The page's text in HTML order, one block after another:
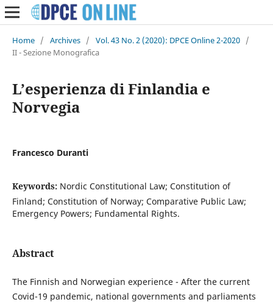
Home / Archives / Vol. 43 No. 2 (2020): DPCE Online 2-2020 /
II - Sezione Monografica
L’esperienza di Finlandia e
Norvegia
Francesco Duranti
Keywords: Nordic Constitutional Law; Constitution of
Finland; Constitution of Norway; Comparative Public Law;
Emergency Powers; Fundamental Rights.
Abstract
The Finnish and Norwegian experience - After the current
Covid-19 pandemic, national governments and parliaments